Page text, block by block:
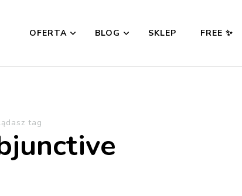
OFERTA BLOG SKLEP FREE ✨
tag